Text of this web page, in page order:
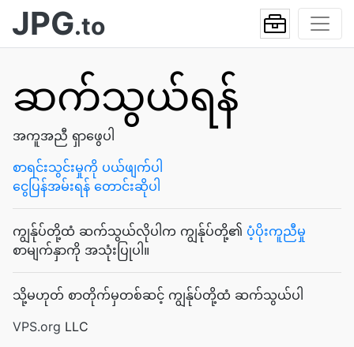
JPG.to
ဆက်သွယ်ရန်
အကူအညီ ရှာဖွေပါ
စာရင်းသွင်းမှုကို ပယ်ဖျက်ပါ
ငွေပြန်အမ်းရန် တောင်းဆိုပါ
ကျွန်ုပ်တို့ထံ ဆက်သွယ်လိုပါက ကျွန်ုပ်တို့၏ ပံ့ပိုးကူညီမှု
စာမျက်နှာကို အသုံးပြုပါ။
သို့မဟုတ် စာတိုက်မှတစ်ဆင့် ကျွန်ုပ်တို့ထံ ဆက်သွယ်ပါ
VPS.org LLC